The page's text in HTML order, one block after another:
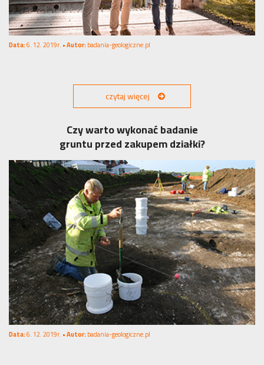
Data:6. 12. 2019r. •Autor:badania-geologiczne.pl
czytaj więcej
Czy warto wykonać badanie
gruntu przed zakupem działki?
Data:6. 12. 2019r. •Autor:badania-geologiczne.pl